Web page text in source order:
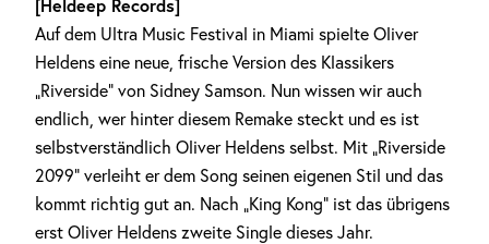
[Heldeep Records]
Auf dem Ultra Music Festival in Miami spielte Oliver
Heldens eine neue, frische Version des Klassikers
„Riverside“ von Sidney Samson. Nun wissen wir auch
endlich, wer hinter diesem Remake steckt und es ist
selbstverständlich Oliver Heldens selbst. Mit „Riverside
2099“ verleiht er dem Song seinen eigenen Stil und das
kommt richtig gut an. Nach „King Kong“ ist das übrigens
erst Oliver Heldens zweite Single dieses Jahr.